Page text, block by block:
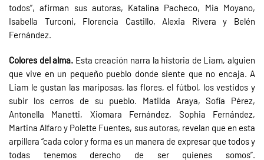
todos”, afirman sus autoras, Katalina Pacheco, Mia Moyano,
Isabella Turconi, Florencia Castillo, Alexia Rivera y Belén
Fernández.
Colores del alma. Esta creación narra la historia de Liam, alguien
que vive en un pequeño pueblo donde siente que no encaja. A
Liam le gustan las mariposas, las flores, el fútbol, los vestidos y
subir los cerros de su pueblo. Matilda Araya, Sofía Pérez,
Antonella Manetti, Xiomara Fernández, Sophia Fernández,
Martina Alfaro y Polette Fuentes, sus autoras, revelan que en esta
arpillera “cada color y forma es un manera de expresar que todos y
todas tenemos derecho de ser quienes somos”.